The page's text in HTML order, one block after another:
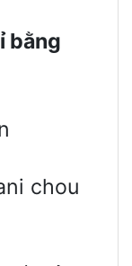
bằng
chou